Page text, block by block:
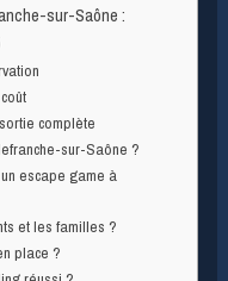
sur-Saône :
complète
sur-Saône ?
escape game à
et les familles ?
place ?